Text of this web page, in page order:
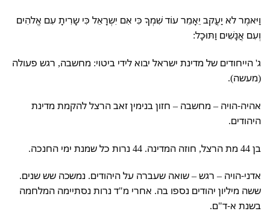
וַיּאמֶר לא יַעֲקב יֵאָמֵר עוֹד שִׁמְךָ כִּי אִם יִשְרָאֵל כִּי שָרִיתָ עִם אֱלהִים
וְעִם אֲנָשִׁים וַתּוּכָל:
ג' הייחודים של מדינת ישראל יבוא לידי ביטוי: מחשבה, רגש פעולה
(מעשה).
אהיה-הויה – מחשבה – חזון בנימין זאב הרצל להקמת מדינת
היהודים.
בן 44 מת הרצל, חוזה המדינה. 44 נרות כל שמנת ימי החנכה.
אדני-הויה – רגש – שואה שעברה על היהודים. נמשכה שש שנים.
ששה מיליון יהודים נספו בה. אחרי מ"ד נרות נסתיימה המלחמה
בשנת א-ד"ם.